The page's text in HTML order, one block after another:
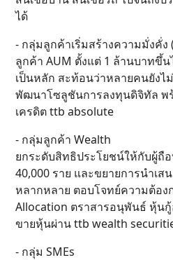
ได้
- กลุ่มลูกค้าเริ่มสร้างความมั่งคั่ง
ลูกค้า AUM ตั้งแต่ 1 ล้านบาทขึ้น
เป็นหลัก สะท้อนว่าหลายคนยังไ
พัฒนาโซลูชันการลงทุนดิจิทัล พ
เครดิต ttb absolute
- กลุ่มลูกค้า Wealth
ยกระดับสิทธิประโยชน์ให้กับผู้ถื
40,000 ราย และขยายการนำเ
หลากหลาย ตอบโจทย์ความต้อง
Allocation ตราสารอนุพันธ์ หุ้น
ขายหุ้นผ่าน ttb wealth
- กลุ่ม SMEs